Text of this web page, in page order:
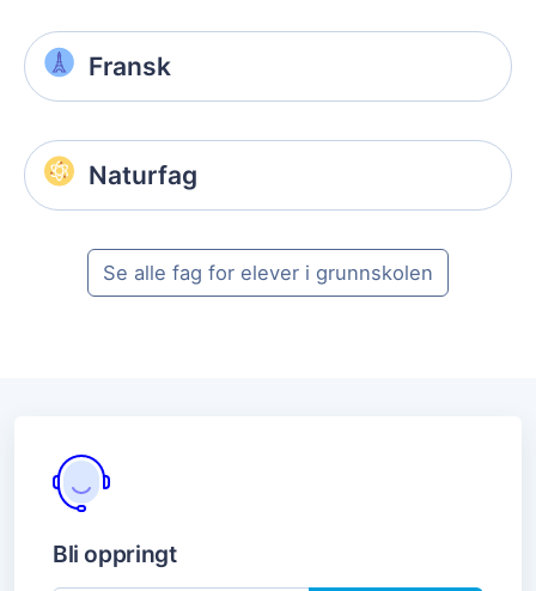
Fransk
Naturfag
Se alle fag for elever i grunnskolen
Bli oppringt